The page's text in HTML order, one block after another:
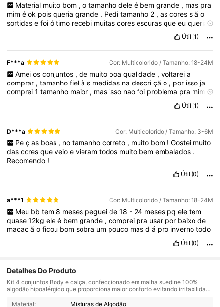
Material muito bom , o tamanho dele é bem grande , mas pra
miméok poisqueriagrande . Peditamanho 2 ,ascoressão
sortidasefoiótimo recebi muitascoresescurasqueeuqueria
Útil (1)
F***a Cor: Multicolorido / Tamanho: 18-24M
Amei os conjuntos , de muito boa qualidade , voltarei a
comprar ,tamanhofielàs medidas nadescrição , por isso ja
comprei1tamanho maior , mas isso naofoi problema pra mim,
Útil (1)
D***a Cor: Multicolorido / Tamanho: 3-6M
Pe ç as boas , no tamanho correto , muito bom ! Gostei muito
dascoresqueveioevieramtodos muito bemembalados .
Recomendo !
Útil (0)
a***1 Cor: Multicolorido / Tamanho: 18-24M
Meu bb tem 8 meses peguei de 18 - 24 meses pq ele tem
quase12kgeleé bemgrande ,comprei pra usar por baixode
macacãoficou bomsobra um pouco masdá pro invernotodo
Útil (0)
Detalhes Do Produto
Kit 4 conjuntos Body e calça, confeccionado em malha suedine 100%
algodão hipoalérgico que proporciona maior conforto evitando irritabilidade
Material:
Misturas de Algodão